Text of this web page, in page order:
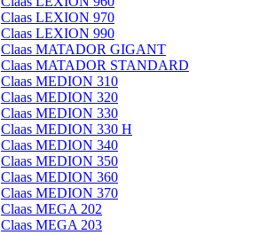
Claas LEXION 970
Claas LEXION 990
Claas MATADOR GIGANT
Claas MATADOR STANDARD
Claas MEDION 310
Claas MEDION 320
Claas MEDION 330
Claas MEDION 330 H
Claas MEDION 340
Claas MEDION 350
Claas MEDION 360
Claas MEDION 370
Claas MEGA 202
Claas MEGA 203